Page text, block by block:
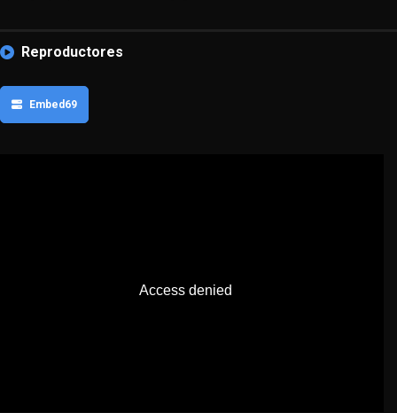
Reproductores
Embed69